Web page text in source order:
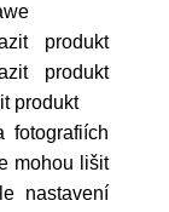
produkt
produkt
produkt
fotografiích
mohou lišit
nastavení